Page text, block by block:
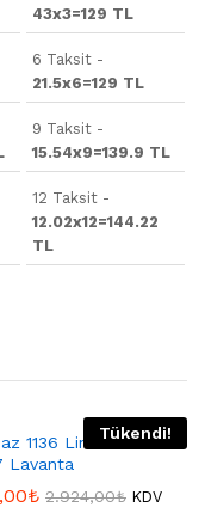
43x3=129 TL
6 Taksit -
21.5x6=129 TL
9 Taksit -
15.54x9=139.9 TL
12 Taksit -
12.02x12=144.22
TL
Tükendi!
1136 Lina Tava
Lavanta
₺ 2.924,00₺ KDV